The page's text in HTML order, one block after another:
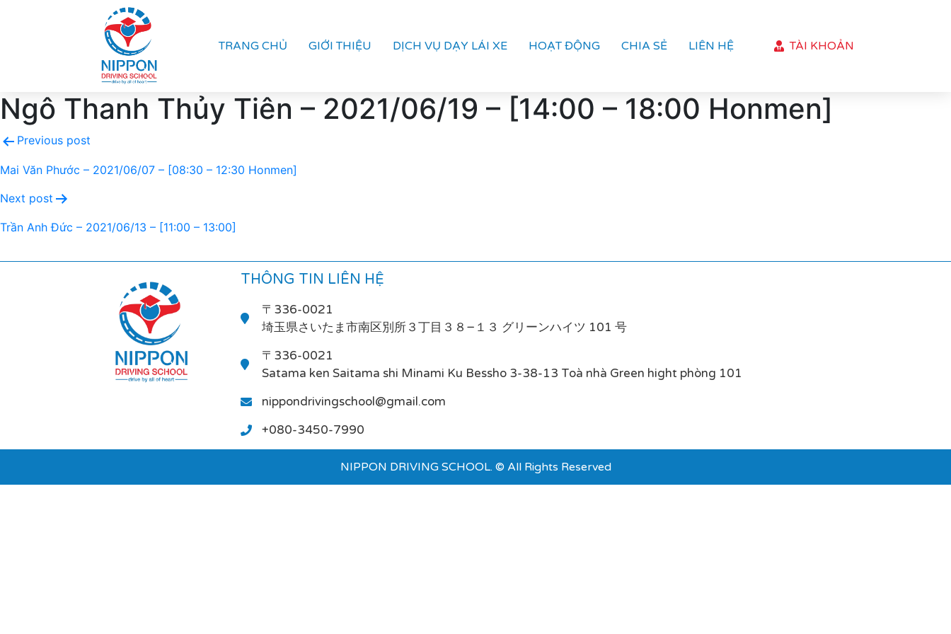
TRANG CHỦ GIỚI THIỆU DỊCH VỤ DẠY LÁI XE HOẠT ĐỘNG CHIA SẺ LIÊN HỆ TÀI KHOẢN
Ngô Thanh Thủy Tiên – 2021/06/19 – [14:00 – 18:00 Honmen]
Previous post
Mai Văn Phước – 2021/06/07 – [08:30 – 12:30 Honmen]
Next post
Trần Anh Đức – 2021/06/13 – [11:00 – 13:00]
THÔNG TIN LIÊN HỆ
〒336-0021
埼玉県さいたま市南区別所３丁目３８−１３ グリーンハイツ 101 号
〒336-0021
Satama ken Saitama shi Minami Ku Bessho 3-38-13 Toà nhà Green hight phòng 101
nippondrivingschool@gmail.com
+080-3450-7990
NIPPON DRIVING SCHOOL. © All Rights Reserved